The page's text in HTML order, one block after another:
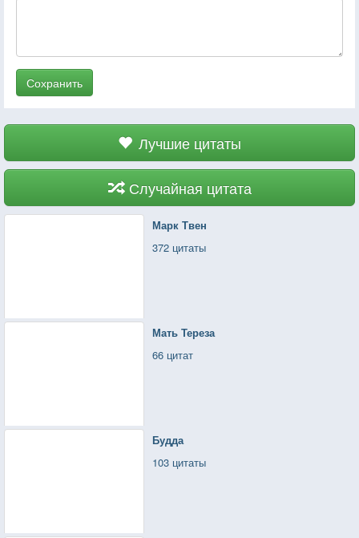
Сохранить
Лучшие цитаты
Случайная цитата
Марк Твен
372 цитаты
Мать Тереза
66 цитат
Будда
103 цитаты